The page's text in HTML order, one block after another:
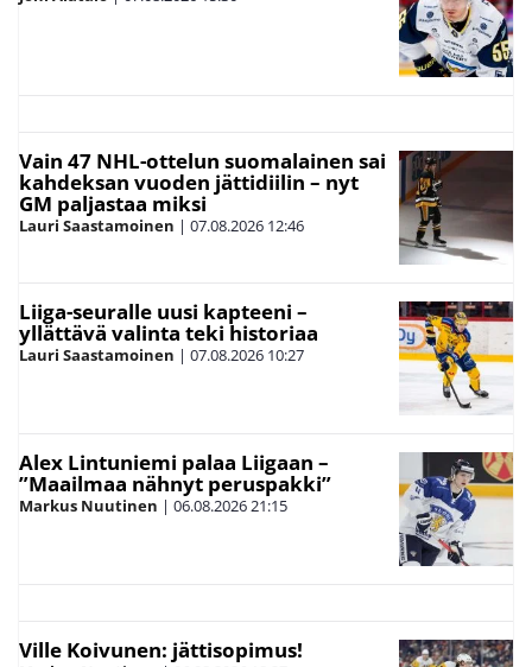
Vain 47 NHL-ottelun suomalainen sai
kahdeksan vuoden jättidiilin – nyt
GM paljastaa miksi
Lauri Saastamoinen | 07.08.2026 12:46
Liiga-seuralle uusi kapteeni –
yllättävä valinta teki historiaa
Lauri Saastamoinen | 07.08.2026 10:27
Alex Lintuniemi palaa Liigaan –
”Maailmaa nähnyt peruspakki”
Markus Nuutinen | 06.08.2026 21:15
Ville Koivunen: jättisopimus!